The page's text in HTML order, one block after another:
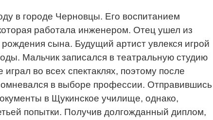
в городе Черновцы. Его воспитанием
работала инженером. Отец ушел из
сына. Будущий артист увлекся игрой
Мальчик записался в театральную студию
во всех спектаклях, поэтому после
в выборе профессии. Отправившись
в Щукинское училище, однако,
попытки. Получив долгожданный диплом,